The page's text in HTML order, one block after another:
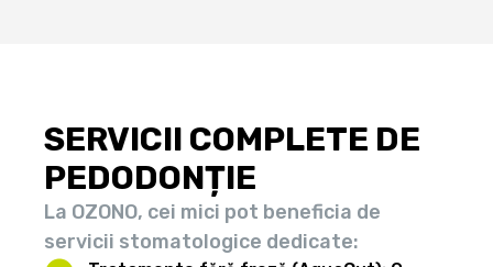
SERVICII COMPLETE DE
PEDODONȚIE
La OZONO, cei mici pot beneficia de
servicii stomatologice dedicate: